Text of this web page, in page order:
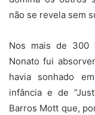
não se revela sem
Nos mais de 300
Nonato fui
havia sonhado
infância e de
Barros Mott que,